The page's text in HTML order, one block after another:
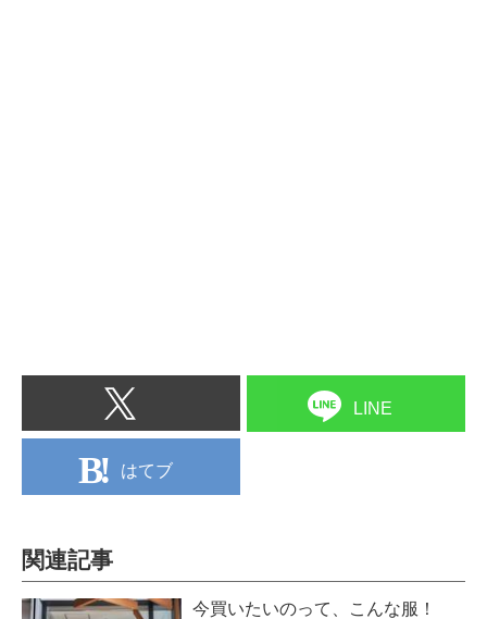
LINE
はてブ
関連記事
今買いたいのって、こんな服！